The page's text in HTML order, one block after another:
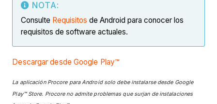
NOTA:
Consulte Requisitos de Android para conocer los
requisitos de software actuales.
Descargar desde Google Play™
La aplicación Procore para Android solo debe instalarse desde Google
Play™ Store. Procore no admite problemas que surjan de instalaciones